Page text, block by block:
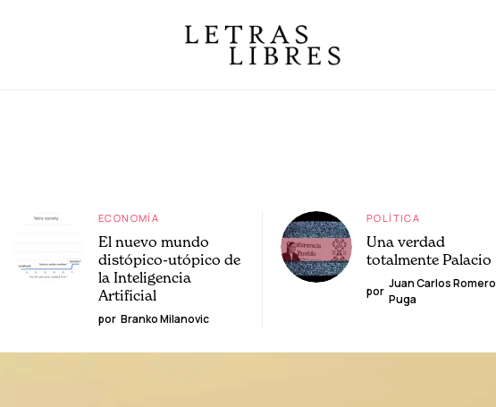
ECONOMÍA
El nuevo mundo
distópico-utópico de
la Inteligencia
Artificial
por Branko Milanovic
POLÍTICA
Una verdad
totalmente Palacio
por
Juan Carlos Romero
Puga